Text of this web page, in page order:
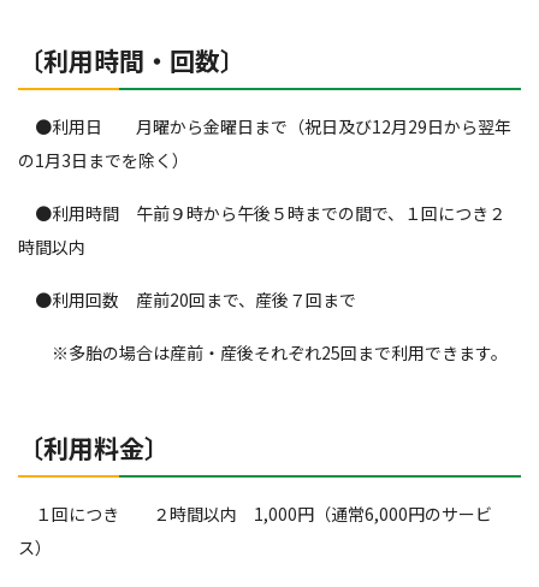
〔利用時間・回数〕
●利用日 月曜から金曜日まで（祝日及び12月29日から翌年
の1月3日までを除く）
●利用時間 午前９時から午後５時までの間で、１回につき２
時間以内
●利用回数 産前20回まで、産後７回まで
※多胎の場合は産前・産後それぞれ25回まで利用できます。
〔利用料金〕
１回につき ２時間以内 1,000円（通常6,000円のサービ
ス）